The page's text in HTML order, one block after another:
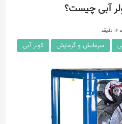
آبی چیست؟
سرمایش و گرمایش کولر آبی